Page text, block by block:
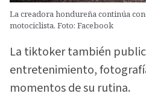
La creadora hondureña continúa
motociclista. Foto: Facebook
La tiktoker también
entretenimiento,
momentos de su rutina.